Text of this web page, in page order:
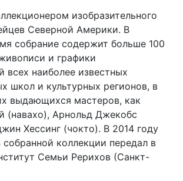
изобразительного
Северной Америки. В
собрание содержит больше 100
и графики
всех наиболее известных
школ и культурных регионов, в
выдающихся мастеров, как
(навахо), Арнольд Джекобс
Хессинг (чокто). В 2014 году
коллекции передал в
Семьи Рерихов (Санкт-